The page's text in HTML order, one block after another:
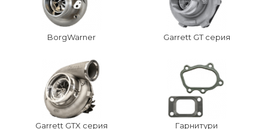
BorgWarner Garrett GT серия
Garrett GTX серия Гарнитури